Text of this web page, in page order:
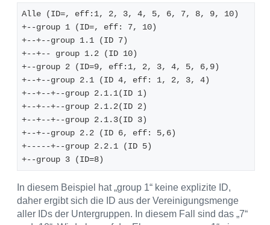
Alle (ID=, eff:1, 2, 3, 4, 5, 6, 7, 8, 9, 10)
+--group 1 (ID=, eff: 7, 10)
+--+--group 1.1 (ID 7)
+--+-- group 1.2 (ID 10)
+--group 2 (ID=9, eff:1, 2, 3, 4, 5, 6,9)
+--+--group 2.1 (ID 4, eff: 1, 2, 3, 4)
+--+--+--group 2.1.1(ID 1)
+--+--+--group 2.1.2(ID 2)
+--+--+--group 2.1.3(ID 3)
+--+--group 2.2 (ID 6, eff: 5,6)
+-----+--group 2.2.1 (ID 5)
+--group 3 (ID=8)
In diesem Beispiel hat „group 1“ keine explizite ID,
daher ergibt sich die ID aus der Vereinigungsmenge
aller IDs der Untergruppen. In diesem Fall sind das „7“